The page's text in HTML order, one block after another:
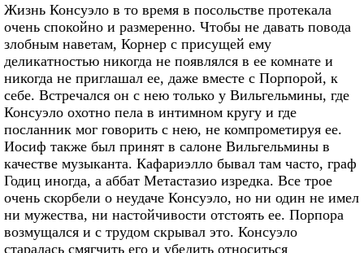
Жизнь Консуэло в то время в посольстве протекала
очень спокойно и размеренно. Чтобы не давать повода
злобным наветам, Корнер с присущей ему
деликатностью никогда не появлялся в ее комнате и
никогда не приглашал ее, даже вместе с Порпорой, к
себе. Встречался он с нею только у Вильгельмины, где
Консуэло охотно пела в интимном кругу и где
посланник мог говорить с нею, не компрометируя ее.
Иосиф также был принят в салоне Вильгельмины в
качестве музыканта. Кафариэлло бывал там часто, граф
Годиц иногда, а аббат Метастазио изредка. Все трое
очень скорбели о неудаче Консуэло, но ни один не имел
ни мужества, ни настойчивости отстоять ее. Порпора
возмущался и с трудом скрывал это. Консуэло
старалась смягчить его и убедить относиться